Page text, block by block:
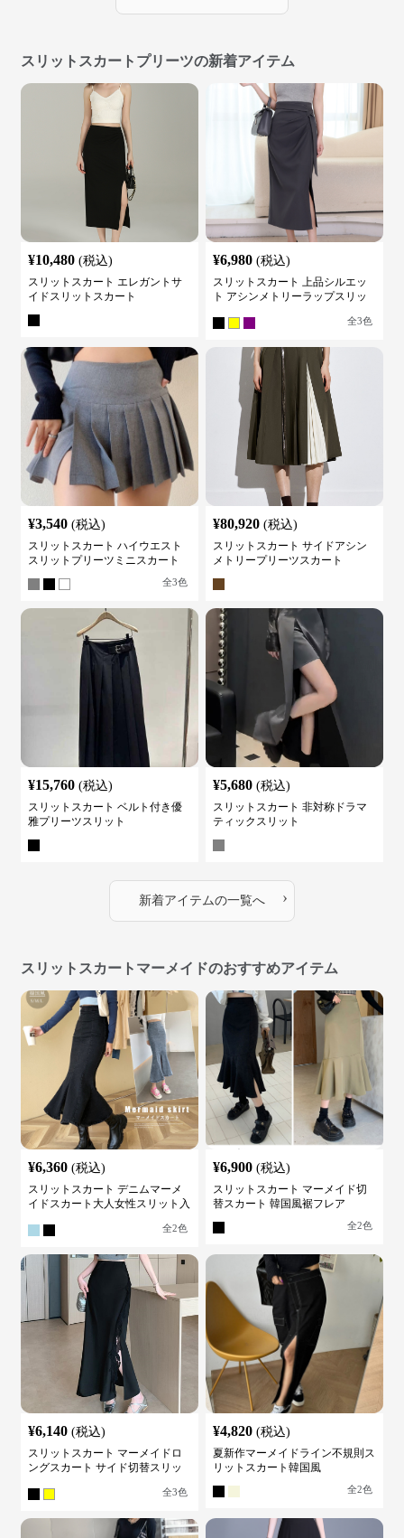
スリットスカートプリーツの新着アイテム
¥10,480 (税込)
スリットスカート エレガントサ
イドスリットスカート
¥6,980 (税込)
スリットスカート 上品シルエッ
ト アシンメトリーラップスリッ
全3色
¥3,540 (税込)
スリットスカート ハイウエスト
スリットプリーツミニスカート
全3色
¥80,920 (税込)
スリットスカート サイドアシン
メトリープリーツスカート
¥15,760 (税込)
スリットスカート ベルト付き優
雅プリーツスリット
¥5,680 (税込)
スリットスカート 非対称ドラマ
ティックスリット
新着アイテムの一覧へ ›
スリットスカートマーメイドのおすすめアイテム
¥6,360 (税込)
スリットスカート デニムマーメ
イドスカート大人女性スリット入
全2色
¥6,900 (税込)
スリットスカート マーメイド切
替スカート 韓国風裾フレア
全2色
¥6,140 (税込)
スリットスカート マーメイドロ
ングスカート サイド切替スリッ
全3色
¥4,820 (税込)
夏新作マーメイドライン不規則ス
リットスカート韓国風
全2色